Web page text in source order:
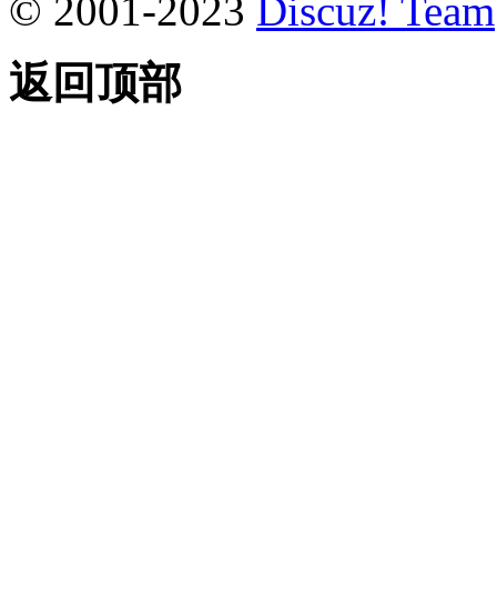
© 2001-2023 Discuz! Team
返回顶部